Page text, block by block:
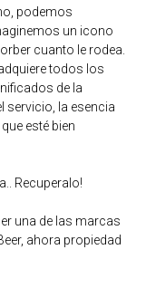
podemos
un icono
cuanto le rodea.
todos los
de la
servicio, la esencia
esté bien
Recuperalo!
una de las marcas
ahora propiedad